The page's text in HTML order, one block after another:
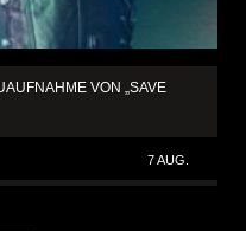
VON „SAVE
7 AUG.